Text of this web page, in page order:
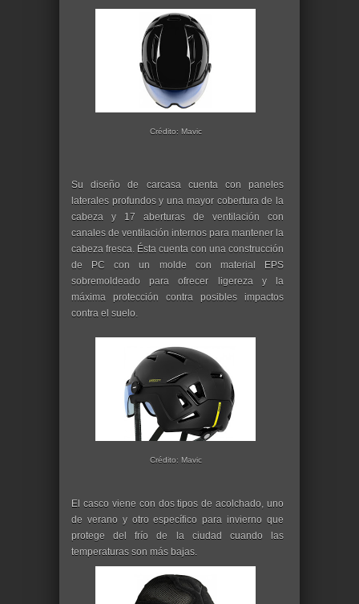
Crédito: Mavic
Su diseño de carcasa cuenta con paneles
laterales profundos y una mayor cobertura de la
cabeza y 17 aberturas de ventilación con
canales de ventilación internos para mantener la
cabeza fresca. Ésta cuenta con una construcción
de PC con un molde con material EPS
sobremoldeado para ofrecer ligereza y la
máxima protección contra posibles impactos
contra el suelo.
Crédito: Mavic
El casco viene con dos tipos de acolchado, uno
de verano y otro específico para invierno que
protege del frío de la ciudad cuando las
temperaturas son más bajas.